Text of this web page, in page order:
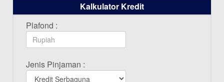
Daftar Pemenang Undian TAMASHA
Bulan Oktober 2025
16-10-2025
Bulan September 2025
20-09-2025
Kalkulator Kredit
Plafond :
Jenis Pinjaman :